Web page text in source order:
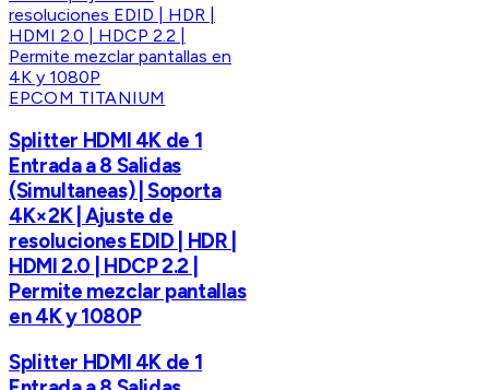
EPCOM TITANIUM
Splitter HDMI 4K de 1
Entrada a 8 Salidas
(Simultaneas) | Soporta
4K×2K | Ajuste de
resoluciones EDID | HDR |
HDMI 2.0 | HDCP 2.2 |
Permite mezclar pantallas
en 4K y 1080P
Splitter HDMI 4K de 1